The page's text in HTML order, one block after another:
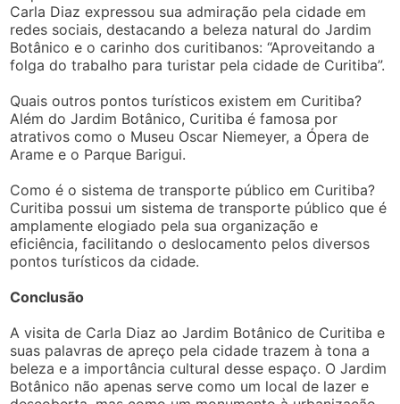
Carla Diaz expressou sua admiração pela cidade em
redes sociais, destacando a beleza natural do Jardim
Botânico e o carinho dos curitibanos: “Aproveitando a
folga do trabalho para turistar pela cidade de Curitiba”.
Quais outros pontos turísticos existem em Curitiba?
Além do Jardim Botânico, Curitiba é famosa por
atrativos como o Museu Oscar Niemeyer, a Ópera de
Arame e o Parque Barigui.
Como é o sistema de transporte público em Curitiba?
Curitiba possui um sistema de transporte público que é
amplamente elogiado pela sua organização e
eficiência, facilitando o deslocamento pelos diversos
pontos turísticos da cidade.
Conclusão
A visita de Carla Diaz ao Jardim Botânico de Curitiba e
suas palavras de apreço pela cidade trazem à tona a
beleza e a importância cultural desse espaço. O Jardim
Botânico não apenas serve como um local de lazer e